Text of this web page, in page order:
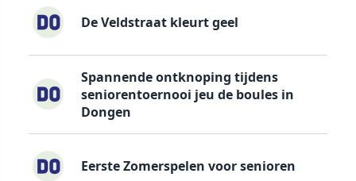
De Veldstraat kleurt geel
Spannende ontknoping tijdens
seniorentoernooi jeu de boules in
Dongen
Eerste Zomerspelen voor senioren